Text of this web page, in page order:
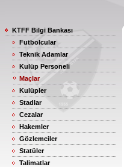
KTFF Bilgi Bankası
Futbolcular
Teknik Adamlar
Kulüp Personeli
Maçlar
Kulüpler
Stadlar
Cezalar
Hakemler
Gözlemciler
Statüler
Talimatlar